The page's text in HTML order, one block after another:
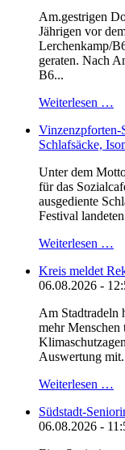
Am.gestrigen
Jährigen vor
Lerchenkamp/
geraten. Nach
B6...
Weiterlesen …
Vinzenzpforten-
Schlafsäcke,
Unter dem
für das
ausgediente
Festival
Weiterlesen …
Kreis meldet
06.08.2026 -
Am Stadtradeln
mehr Menschen
Auswertung
Weiterlesen …
Südstadt-
06.08.2026 -